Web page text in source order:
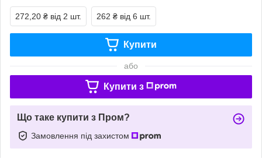
272,20 ₴ від 2 шт. 262 ₴ від 6 шт.
Купити
або
Купити з
Що таке купити з Пром?
Замовлення під захистом